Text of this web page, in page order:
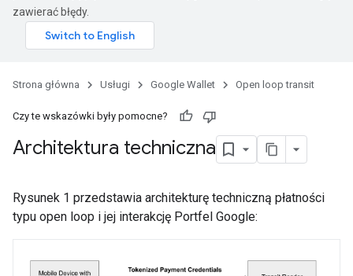
zawierać błędy.
Strona główna Usługi Google Wallet Open loop transit
Czy te wskazówki były pomocne?
Architektura techniczna
Rysunek 1 przedstawia architekturę techniczną płatności
typu open loop i jej interakcję Portfel Google: